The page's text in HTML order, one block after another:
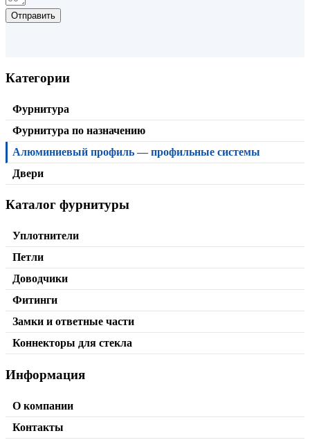
Наличник
от368,00₽/м2 В корзину
Отправить
Категории
Фурнитура
Фурнитура по назначению
Алюминиевый профиль — профильные системы
Двери
Каталог фурнитуры
Уплотнители
Петли
Доводчики
Фитинги
Замки и ответные части
Коннекторы для стекла
Информация
О компании
Контакты